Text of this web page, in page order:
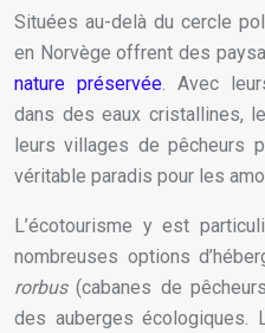
Situées au-delà du cercle
en Norvège offrent des
nature préservée. Avec
dans des eaux cristallines,
leurs villages de pêcheurs
véritable paradis pour les
L’écotourisme y est
nombreuses options
rorbus(cabanes de
des auberges écologiques.